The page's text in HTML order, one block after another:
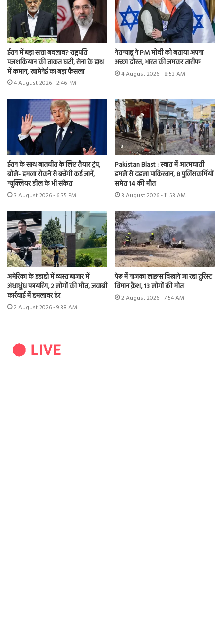
ईरान में बड़ा सत्ता बदलाव? राष्ट्रपति
पजशकियान की ताकत घटी, सेना के हाथ
में कमान, खामेनेई का बड़ा फैसला
4 August 2026 - 2:46 PM
नेतन्याहू ने PM मोदी को बताया अपना
अच्छा दोस्त, भारत की जमकर तारीफ
4 August 2026 - 8:53 AM
ईरान के साथ बातचीत के लिए तैयार ट्रंप,
बोले- हमला रोकने से बचेंगी कई जानें,
न्यूक्लियर डील के भी संकेत
3 August 2026 - 6:35 PM
Pakistan Blast : स्वात में आत्मघाती
हमले से दहला पाकिस्तान, 8 पुलिसकर्मियों
समेत 14 की मौत
3 August 2026 - 11:53 AM
अमेरिका के इडाहो में व्यस्त बाजार में
अंधाधुंध फायरिंग, 2 लोगों की मौत, जवाबी
कार्रवाई में हमलावर ढेर
2 August 2026 - 9:38 AM
पेरू में नाजका लाइन्स दिखाने जा रहा टूरिस्ट
विमान क्रैश, 13 लोगों की मौत
2 August 2026 - 7:54 AM